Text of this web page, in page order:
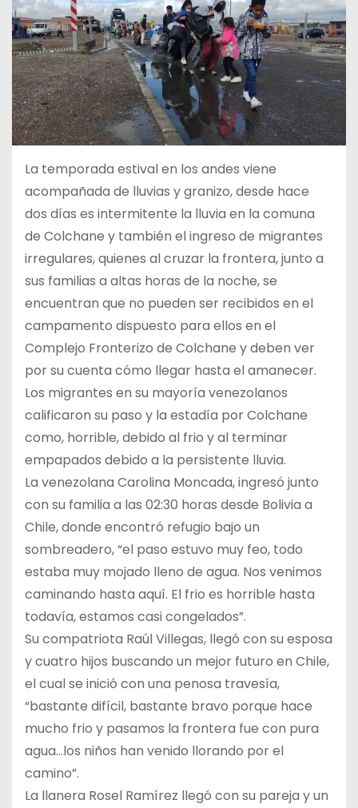
La temporada estival en los andes viene
acompañada de lluvias y granizo, desde hace
dos días es intermitente la lluvia en la comuna
de Colchane y también el ingreso de migrantes
irregulares, quienes al cruzar la frontera, junto a
sus familias a altas horas de la noche, se
encuentran que no pueden ser recibidos en el
campamento dispuesto para ellos en el
Complejo Fronterizo de Colchane y deben ver
por su cuenta cómo llegar hasta el amanecer.
Los migrantes en su mayoría venezolanos
calificaron su paso y la estadía por Colchane
como, horrible, debido al frio y al terminar
empapados debido a la persistente lluvia.
La venezolana Carolina Moncada, ingresó junto
con su familia a las 02:30 horas desde Bolivia a
Chile, donde encontró refugio bajo un
sombreadero, “el paso estuvo muy feo, todo
estaba muy mojado lleno de agua. Nos venimos
caminando hasta aquí. El frio es horrible hasta
todavía, estamos casi congelados”.
Su compatriota Raúl Villegas, llegó con su esposa
y cuatro hijos buscando un mejor futuro en Chile,
el cual se inició con una penosa travesía,
“bastante difícil, bastante bravo porque hace
mucho frio y pasamos la frontera fue con pura
agua…los niños han venido llorando por el
camino”.
La llanera Rosel Ramírez llegó con su pareja y un